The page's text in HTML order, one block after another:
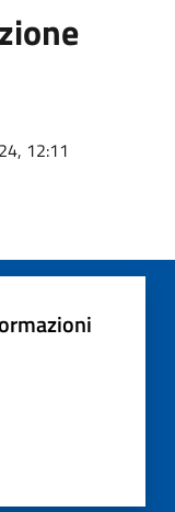
12:11